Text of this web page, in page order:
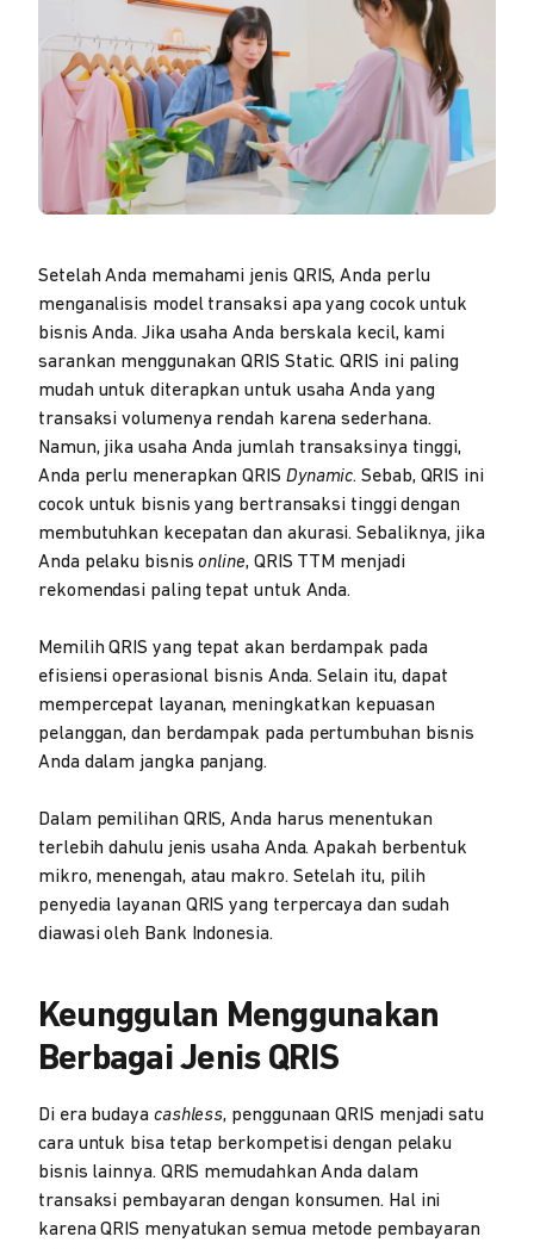
Setelah Anda memahami jenis QRIS, Anda perlu
menganalisis model transaksi apa yang cocok untuk
bisnis Anda. Jika usaha Anda berskala kecil, kami
sarankan menggunakan QRIS Static. QRIS ini paling
mudah untuk diterapkan untuk usaha Anda yang
transaksi volumenya rendah karena sederhana.
Namun, jika usaha Anda jumlah transaksinya tinggi,
Anda perlu menerapkan QRIS Dynamic. Sebab, QRIS ini
cocok untuk bisnis yang bertransaksi tinggi dengan
membutuhkan kecepatan dan akurasi. Sebaliknya, jika
Anda pelaku bisnisonline, QRIS TTM menjadi
rekomendasi paling tepat untuk Anda.
Memilih QRIS yang tepat akan berdampak pada
efisiensi operasional bisnis Anda. Selain itu, dapat
mempercepat layanan, meningkatkan kepuasan
pelanggan, dan berdampak pada pertumbuhan bisnis
Anda dalam jangka panjang.
Dalam pemilihan QRIS, Anda harus menentukan
terlebih dahulu jenis usaha Anda. Apakah berbentuk
mikro, menengah, atau makro. Setelah itu, pilih
penyedia layanan QRIS yang terpercaya dan sudah
diawasi oleh Bank Indonesia.
Keunggulan Menggunakan
Berbagai Jenis QRIS
Di era budaya cashless, penggunaan QRIS menjadi satu
cara untuk bisa tetap berkompetisi dengan pelaku
bisnis lainnya. QRIS memudahkan Anda dalam
transaksi pembayaran dengan konsumen. Hal ini
karena QRIS menyatukan semua metode pembayaran